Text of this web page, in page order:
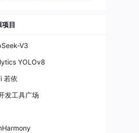
。目
V3
YOLOv8
若依
发工具广场